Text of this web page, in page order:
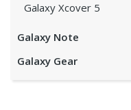
Galaxy Xcover 5
Galaxy Note
Galaxy Gear